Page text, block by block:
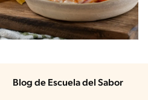
Blog de Escuela del Sabor